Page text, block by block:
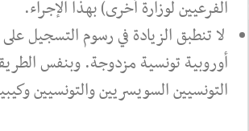
الفرعيين لوزارة أخرى) بهذا الإجراء.
لا تنطبق الزيادة في رسوم التسجيل
أوروبية تونسية مزدوجة. وبنفس
التونسيين السويسريين والتونسيين